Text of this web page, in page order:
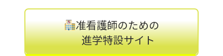
准看護師のための
進学特設サイト